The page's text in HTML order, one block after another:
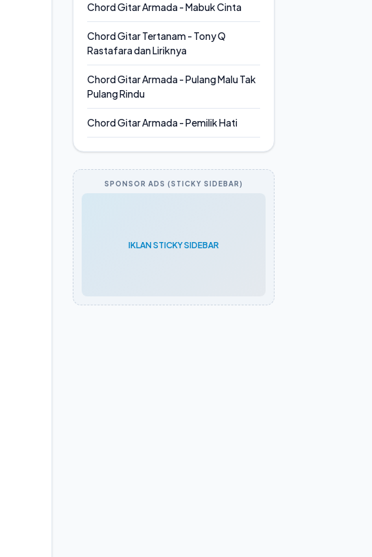
Chord Gitar Armada - Mabuk Cinta
Chord Gitar Tertanam - Tony Q
Rastafara dan Liriknya
Chord Gitar Armada - Pulang Malu Tak
Pulang Rindu
Chord Gitar Armada - Pemilik Hati
SPONSOR ADS (STICKY SIDEBAR)
IKLAN STICKY SIDEBAR